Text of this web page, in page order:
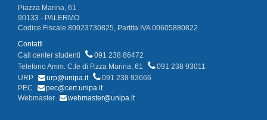
Piazza Marina, 61
90133 - PALERMO
Codice Fiscale 80023730825, Partita IVA 00605880822
Contatti
Call center studenti
091 238 86472
Telefono Amm. C.le di P.zza Marina, 61
091 238 93011
URP
urp@unipa.it
091 238 93666
PEC
pec@cert.unipa.it
Webmaster
webmaster@unipa.it